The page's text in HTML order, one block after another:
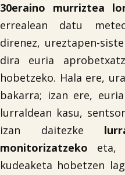
30eraino murriztea
errealean datu
direnez, ureztapen-
dira euria
hobetzeko. Hala ere,
bakarra; izan ere,
lurraldean kasu,
izan daitezke
monitorizatzeko eta,
kudeaketa hobetzen